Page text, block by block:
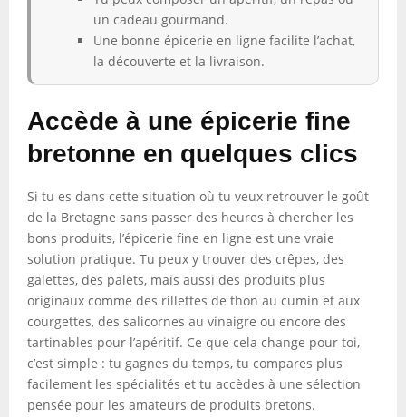
un cadeau gourmand.
Une bonne épicerie en ligne facilite l’achat,
la découverte et la livraison.
Accède à une épicerie fine
bretonne en quelques clics
Si tu es dans cette situation où tu veux retrouver le goût
de la Bretagne sans passer des heures à chercher les
bons produits, l’épicerie fine en ligne est une vraie
solution pratique. Tu peux y trouver des crêpes, des
galettes, des palets, mais aussi des produits plus
originaux comme des rillettes de thon au cumin et aux
courgettes, des salicornes au vinaigre ou encore des
tartinables pour l’apéritif. Ce que cela change pour toi,
c’est simple : tu gagnes du temps, tu compares plus
facilement les spécialités et tu accèdes à une sélection
pensée pour les amateurs de produits bretons.